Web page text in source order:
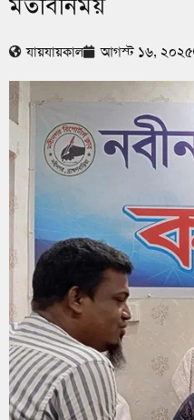
মতবিনিময়
যায়যায়কাল আগস্ট ১৬, ২০২৫